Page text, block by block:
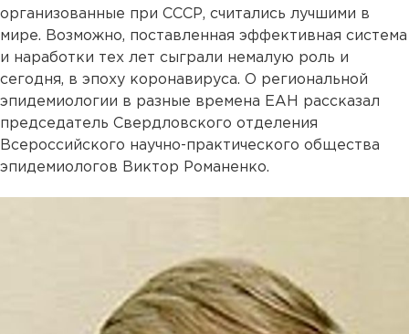
организованные при СССР, считались лучшими в
мире. Возможно, поставленная эффективная система
и наработки тех лет сыграли немалую роль и
сегодня, в эпоху коронавируса. О региональной
эпидемиологии в разные времена ЕАН рассказал
председатель Свердловского отделения
Всероссийского научно-практического общества
эпидемиологов Виктор Романенко.